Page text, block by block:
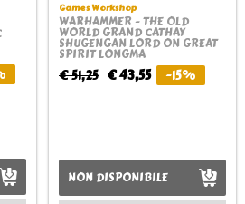
Games Workshop
WARHAMMER - THE OLD
WORLD GRAND CATHAY
SHUGENGAN LORD ON GREAT
SPIRIT LONGMA
€ 51,25 € 43,55 -15%
NON DISPONIBILE